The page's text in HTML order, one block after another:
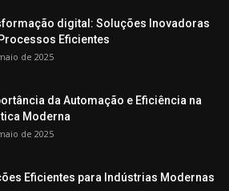
digital: Soluções Inovadoras
Eficientes
de 2025
da Automação e Eficiência na
Moderna
de 2025
Eficientes para Indústrias Modernas